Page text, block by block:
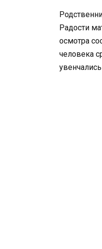
Радости
осмотра
человека